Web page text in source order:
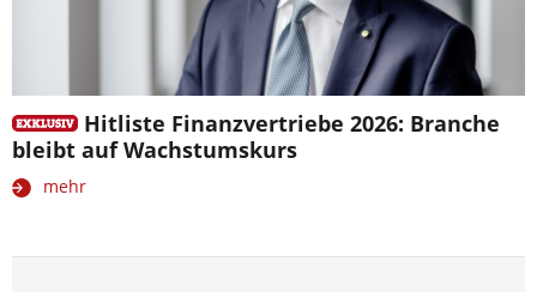
Hitliste Finanzvertriebe 2026: Branche
bleibt auf Wachstumskurs
mehr